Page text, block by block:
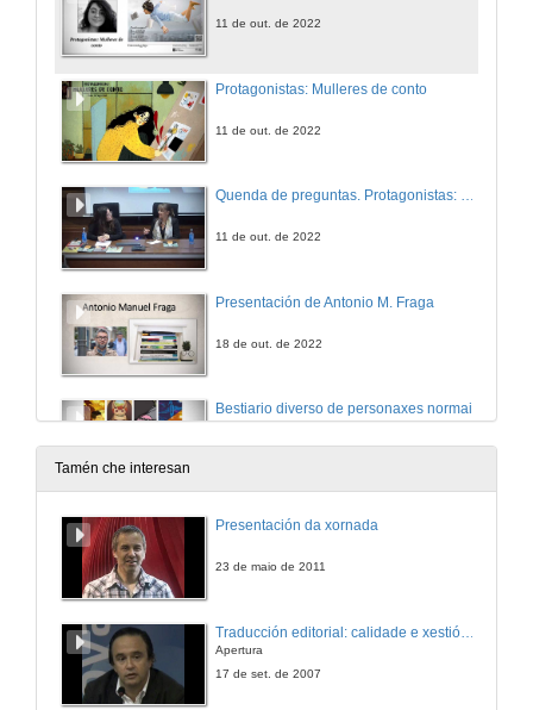
11 de out. de 2022
Protagonistas: Mulleres de conto
11 de out. de 2022
Quenda de preguntas. Protagonistas: Mulleres de conto
11 de out. de 2022
Presentación de Antonio M. Fraga
18 de out. de 2022
Bestiario diverso de personaxes normais
18 de out. de 2022
Presentación de Eva Mejuto
Tamén che interesan
Presentación da xornada
23 de maio de 2011
Apertura
17 de set. de 2007